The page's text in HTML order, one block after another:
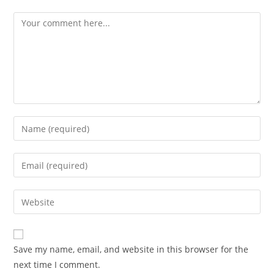
Save my name, email, and website in this browser for the
next time I comment.